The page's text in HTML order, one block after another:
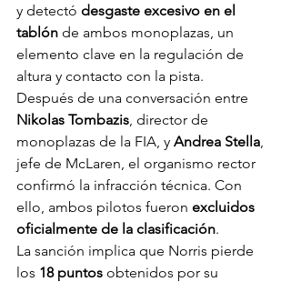
y detectó desgaste excesivo en el
tablón de ambos monoplazas, un
elemento clave en la regulación de
altura y contacto con la pista.
Después de una conversación entre
Nikolas Tombazis, director de
monoplazas de la FIA, y Andrea Stella,
jefe de McLaren, el organismo rector
confirmó la infracción técnica. Con
ello, ambos pilotos fueron excluidos
oficialmente de la clasificación.
La sanción implica que Norris pierde
los 18 puntos obtenidos por su